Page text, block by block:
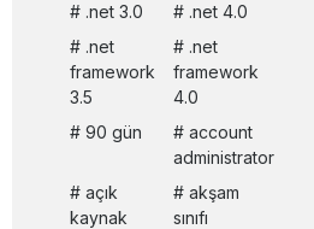
.net 3.0
.net 4.0
.net
framework
3.5
.net
framework
4.0
90 gün
account
administrator
açık
kaynak
akşam
sınıfı